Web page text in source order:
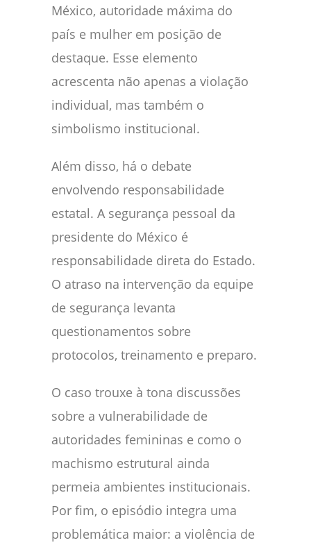
México, autoridade máxima do
país e mulher em posição de
destaque. Esse elemento
acrescenta não apenas a violação
individual, mas também o
simbolismo institucional.
Além disso, há o debate
envolvendo responsabilidade
estatal. A segurança pessoal da
presidente do México é
responsabilidade direta do Estado.
O atraso na intervenção da equipe
de segurança levanta
questionamentos sobre
protocolos, treinamento e preparo.
O caso trouxe à tona discussões
sobre a vulnerabilidade de
autoridades femininas e como o
machismo estrutural ainda
permeia ambientes institucionais.
Por fim, o episódio integra uma
problemática maior: a violência de